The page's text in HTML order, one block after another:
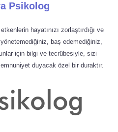
Psikolog
hayatınızı zorlaştırdığı ve
baş edemediğiniz,
için bilgi ve tecrübesiyle, sizi
duyacak özel bir duraktır.